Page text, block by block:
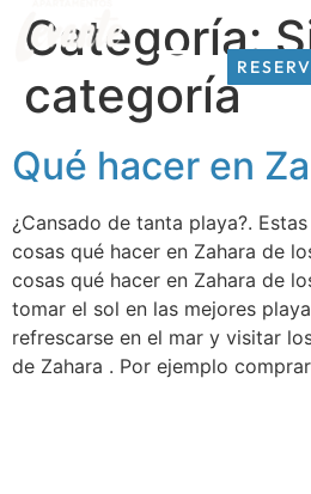
Categoría:
categoría
Qué hacer en
¿Cansado de tanta playa?.
cosas qué hacer en Zahara de
cosas qué hacer en Zahara de
tomar el sol en las mejores
refrescarse en el mar y visitar
de Zahara . Por ejemplo